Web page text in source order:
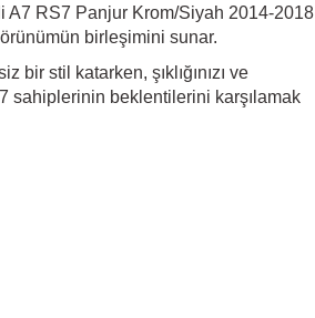
A7 RS7 Panjur Krom/Siyah 2014-2018
birleşimini sunar.
stil katarken, şıklığınızı ve
sahiplerinin beklentilerini karşılamak